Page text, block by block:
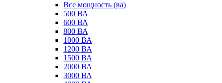
Все мощность (ва)
500 ВА
600 ВА
800 ВА
1000 ВА
1200 ВА
1500 ВА
2000 ВА
3000 ВА